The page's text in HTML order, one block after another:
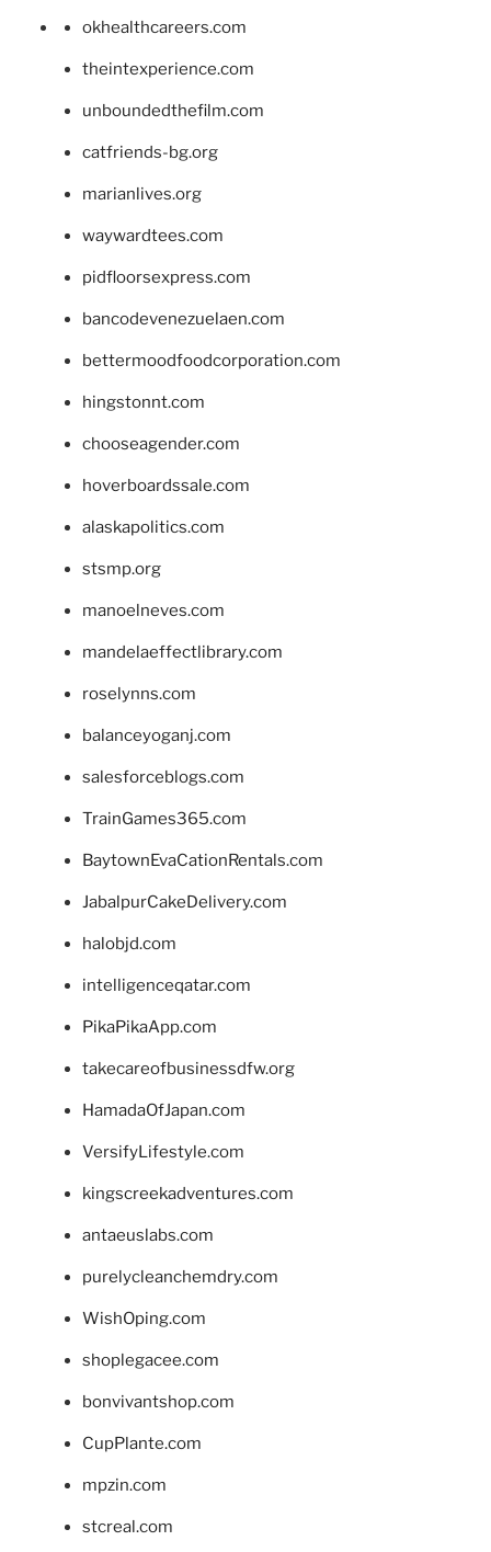
okhealthcareers.com
theintexperience.com
unboundedthefilm.com
catfriends-bg.org
marianlives.org
waywardtees.com
pidfloorsexpress.com
bancodevenezuelaen.com
bettermoodfoodcorporation.com
hingstonnt.com
chooseagender.com
hoverboardssale.com
alaskapolitics.com
stsmp.org
manoelneves.com
mandelaeffectlibrary.com
roselynns.com
balanceyoganj.com
salesforceblogs.com
TrainGames365.com
BaytownEvaCationRentals.com
JabalpurCakeDelivery.com
halobjd.com
intelligenceqatar.com
PikaPikaApp.com
takecareofbusinessdfw.org
HamadaOfJapan.com
VersifyLifestyle.com
kingscreekadventures.com
antaeuslabs.com
purelycleanchemdry.com
WishOping.com
shoplegacee.com
bonvivantshop.com
CupPlante.com
mpzin.com
stcreal.com